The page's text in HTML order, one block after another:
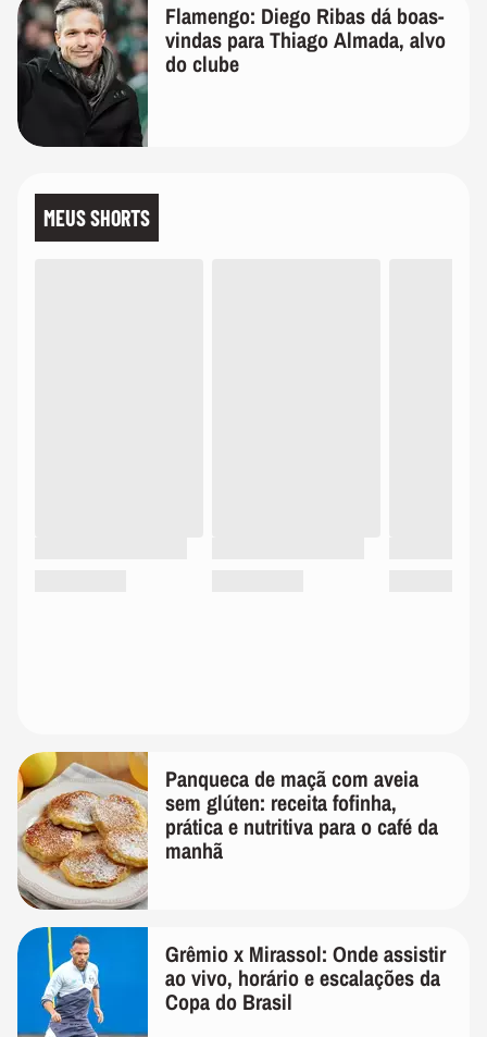
Flamengo: Diego Ribas dá boas-
vindas para Thiago Almada, alvo
do clube
MEUS SHORTS
Panqueca de maçã com aveia
sem glúten: receita fofinha,
prática e nutritiva para o café da
manhã
Grêmio x Mirassol: Onde assistir
ao vivo, horário e escalações da
Copa do Brasil